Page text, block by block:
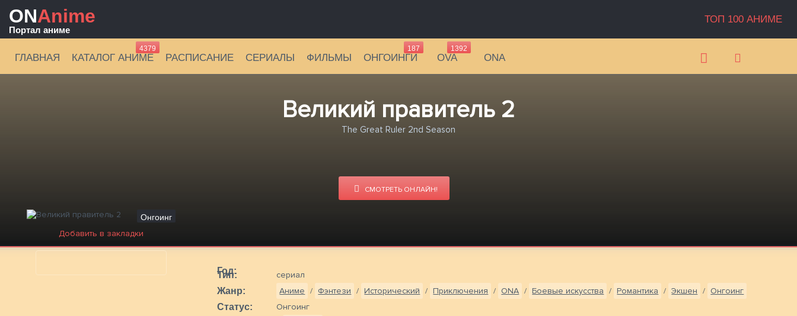
Великий правитель 2
The Great Ruler 2nd Season
СМОТРЕТЬ ОНЛАЙН!
Онгоинг
Год:
Тип:
сериал
Жанр:
Аниме / Фэнтези / Исторический / Приключения / ONA / Боевые искусства / Романтика / Экшен / Онгоинг
Статус:
Онгоинг
ONAnime
Портал аниме
ТОП 100 АНИМЕ
ГЛАВНАЯ КАТАЛОГ АНИМЕ
4379
РАСПИСАНИЕ СЕРИАЛЫ ФИЛЬМЫ ОНГОИНГИ
187
OVA
1392
ONA